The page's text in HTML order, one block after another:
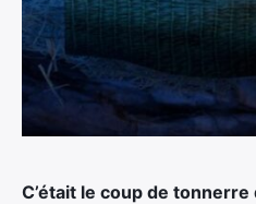
C’était le coup de tonnerre